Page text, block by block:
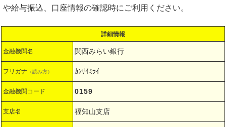
や給与振込、口座情報の確認時にご利用ください。
詳細情報
金融機関名 関西みらい銀行
フリガナ （読み方） ｶﾝｻｲﾐﾗｲ
金融機関コード 0159
支店名 福知山支店